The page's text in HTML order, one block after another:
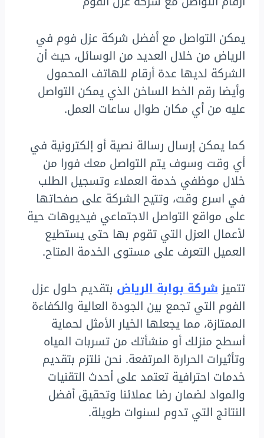
يمكن التواصل مع أفضل شركة عزل فوم في
الرياض من خلال العديد من الوسائل، حيث أن
الشركة لديها عدة أرقام للهاتف المحمول
وأيضا رقم الخط الساخن الذي يمكن التواصل
عليه من أي مكان طوال ساعات العمل.
كما يمكن إرسال رسالة نصية أو إلكترونية في
أي وقت وسوف يتم التواصل معك فورا من
خلال موظفي خدمة العملاء وتسجيل الطلب
في اسرع وقت، وتتيح الشركة على صفحاتها
على مواقع التواصل الاجتماعي فيديوهات حية
لأعمال العزل التي تقوم بها حتى يستطيع
العميل التعرف على مستوى الخدمة المتاح.
تتميزشركة بوابة الرياض بتقديم حلول عزل
الفوم التي تجمع بين الجودة العالية والكفاءة
الممتازة، مما يجعلها الخيار الأمثل لحماية
أسطح منزلك أو منشأتك من تسربات المياه
وتأثيرات الحرارة المرتفعة. نحن نلتزم بتقديم
خدمات احترافية تعتمد على أحدث التقنيات
والمواد لضمان رضا عملائنا وتحقيق أفضل
النتائج التي تدوم لسنوات طويلة.